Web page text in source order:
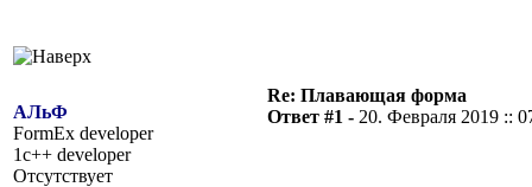
АЛьФ
FormEx developer
1c++ developer
Отсутствует
Re: Плавающая форма
Ответ #1 - 20. Февраля 2019 ::